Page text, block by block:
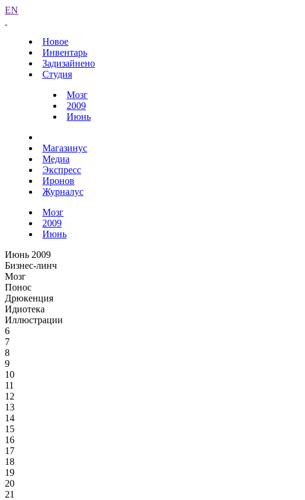
EN
Новое
Инвентарь
Задизайнено
Студия
Мозг
2009
Июнь
Магазинус
Медиа
Экспресс
Иронов
Журналус
Мозг
2009
Июнь
Июнь 2009
Бизнес-линч
Мозг
Понос
Дрюкенция
Идиотека
Иллюстрации
6
7
8
9
10
11
12
13
14
15
16
17
18
19
20
21